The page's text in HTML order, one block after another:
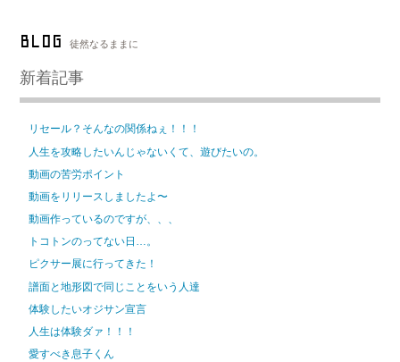
BLOG 徒然なるままに
新着記事
リセール？そんなの関係ねぇ！！！
人生を攻略したいんじゃないくて、遊びたいの。
動画の苦労ポイント
動画をリリースしましたよ〜
動画作っているのですが、、、
トコトンのってない日…。
ピクサー展に行ってきた！
譜面と地形図で同じことをいう人達
体験したいオジサン宣言
人生は体験ダァ！！！
愛すべき息子くん